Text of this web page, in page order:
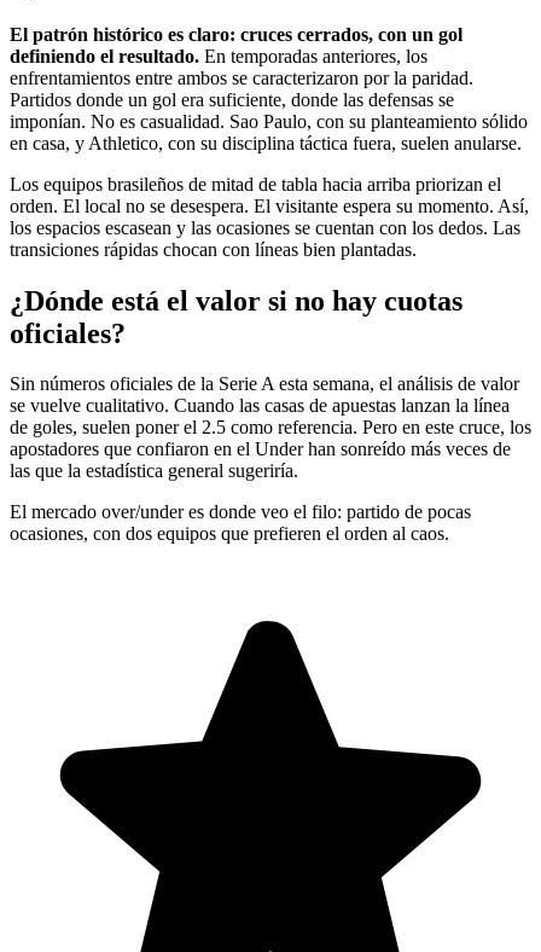
El patrón histórico es claro: cruces cerrados, con un gol
definiendo el resultado. En temporadas anteriores, los
enfrentamientos entre ambos se caracterizaron por la paridad.
Partidos donde un gol era suficiente, donde las defensas se
imponían. No es casualidad. Sao Paulo, con su planteamiento sólido
en casa, y Athletico, con su disciplina táctica fuera, suelen anularse.
Los equipos brasileños de mitad de tabla hacia arriba priorizan el
orden. El local no se desespera. El visitante espera su momento. Así,
los espacios escasean y las ocasiones se cuentan con los dedos. Las
transiciones rápidas chocan con líneas bien plantadas.
¿Dónde está el valor si no hay cuotas
oficiales?
Sin números oficiales de la Serie A esta semana, el análisis de valor
se vuelve cualitativo. Cuando las casas de apuestas lanzan la línea
de goles, suelen poner el 2.5 como referencia. Pero en este cruce, los
apostadores que confiaron en el Under han sonreído más veces de
las que la estadística general sugeriría.
El mercado over/under es donde veo el filo: partido de pocas
ocasiones, con dos equipos que prefieren el orden al caos.